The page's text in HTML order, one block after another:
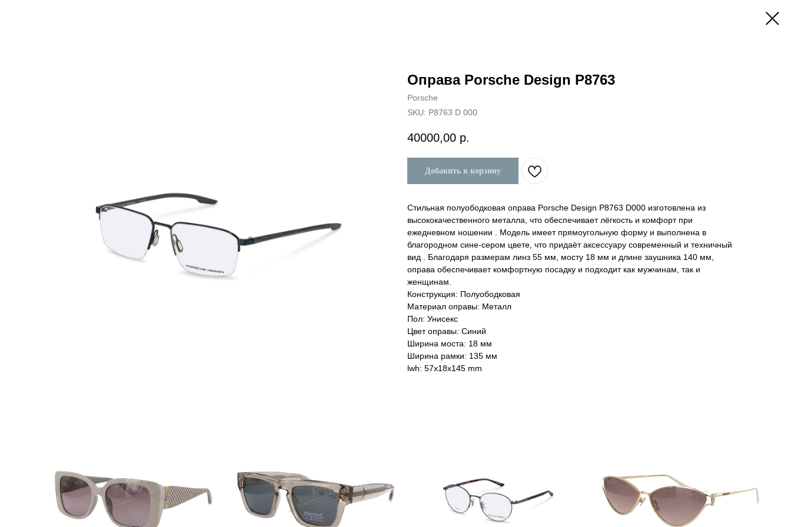
Оправа Porsche Design P8763
Porsche
SKU: P8763 D 000
40000,00 р.
Добавить в корзину
Стильная полуободковая оправа Porsche Design P8763 D000 изготовлена из
высококачественного металла, что обеспечивает лёгкость и комфорт при
ежедневном ношении . Модель имеет прямоугольную форму и выполнена в
благородном сине-сером цвете, что придаёт аксессуару современный и техничный
вид . Благодаря размерам линз 55 мм, мосту 18 мм и длине заушника 140 мм,
оправа обеспечивает комфортную посадку и подходит как мужчинам, так и
женщинам.
Конструкция: Полуободковая
Материал оправы: Металл
Пол: Унисекс
Цвет оправы: Синий
Ширина моста: 18 мм
Ширина рамки: 135 мм
lwh: 57x18x145 mm